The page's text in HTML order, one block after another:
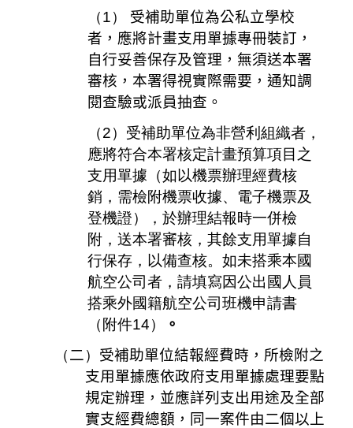
（1） 受補助單位為公私立學校
者，應將計畫支用單據專冊裝訂，
自行妥善保存及管理，無須送本署
審核，本署得視實際需要，通知調
閱查驗或派員抽查。
（2） 受補助單位為非營利組織者，
應將符合本署核定計畫預算項目之
支用單據 （如以機票辦理經費核
銷，需檢附機票收據、電子機票及
登機證）
，於辦理結報時一併檢
附，送本署審核，其餘支用單據自
行保存，以備查核。如未搭乘本國
航空公司者，請填寫因公出國人員
搭乘外國籍航空公司班機申請書
（附件14）
。
（二） 受補助單位結報經費時，所檢附之
支用單據應依政府支用單據處理要點
規定辦理，並應詳列支出用途及全部
實支經費總額，同一案件由二個以上